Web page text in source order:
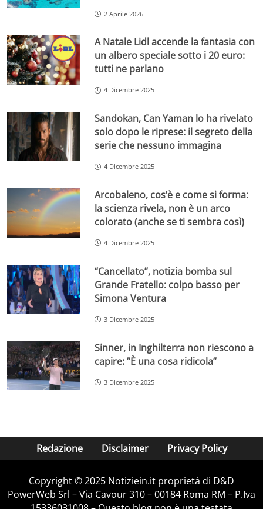
2 Aprile 2026
A Natale Lidl accende la fantasia con
un albero speciale sotto i 20 euro:
tutti ne parlano
4 Dicembre 2025
Sandokan, Can Yaman lo ha rivelato
solo dopo le riprese: il segreto della
serie che nessuno immagina
4 Dicembre 2025
Arcobaleno, cos’è e come si forma:
la scienza rivela, non è un arco
colorato (anche se ti sembra così)
4 Dicembre 2025
“Cancellato”, notizia bomba sul
Grande Fratello: colpo basso per
Simona Ventura
3 Dicembre 2025
Sinner, in Inghilterra non riescono a
capire: ”È una cosa ridicola”
3 Dicembre 2025
Redazione Disclaimer Privacy Policy
Copyright © 2025 Notiziein.it proprietà di D&D
PowerWeb Srl – Via Cavour 310 – 00184 Roma RM – P.Iva